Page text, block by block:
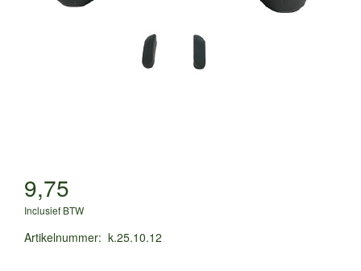
9,75
Inclusief BTW
Artikelnummer: k.25.10.12